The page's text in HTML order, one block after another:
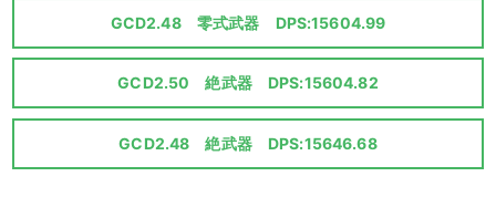
GCD2.48 零式武器 DPS:15604.99
GCD2.50 絶武器 DPS:15604.82
GCD2.48 絶武器 DPS:15646.68